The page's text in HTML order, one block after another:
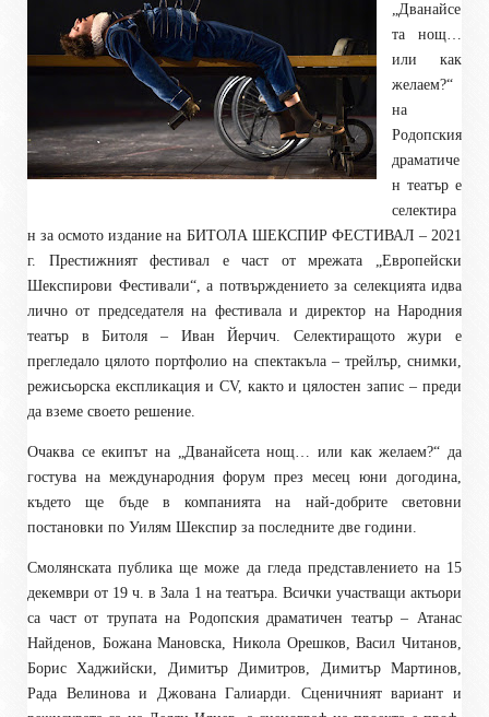
„Дванайсе
та нощ…
или как
желаем?“
на
Родопския
драматиче
н театър е
селектира
н за осмото издание на БИТОЛА ШЕКСПИР ФЕСТИВАЛ – 2021
г. Престижният фестивал е част от мрежата „Европейски
Шекспирови Фестивали“, а потвърждението за селекцията идва
лично от председателя на фестивала и директор на Народния
театър в Битоля – Иван Йерчич. Селектиращото жури е
прегледало цялото портфолио на спектакъла – трейлър, снимки,
режисьорска експликация и CV, както и цялостен запис – преди
да вземе своето решение.
Очаква се екипът на „Дванайсета нощ… или как желаем?“ да
гостува на международния форум през месец юни догодина,
където ще бъде в компанията на най-добрите световни
постановки по Уилям Шекспир за последните две години.
Смолянската публика ще може да гледа представлението на 15
декември от 19 ч. в Зала 1 на театъра. Всички участващи актьори
са част от трупата на Родопския драматичен театър – Атанас
Найденов, Божана Мановска, Никола Орешков, Васил Читанов,
Борис Хаджийски, Димитър Димитров, Димитър Мартинов,
Рада Велинова и Джована Галиарди. Сценичният вариант и